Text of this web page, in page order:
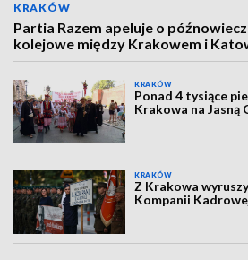
KRAKÓW
Partia Razem apeluje o
kolejowe między Krakowem i
KRAKÓW
Ponad 4 tysiące
Krakowa na Jasną
KRAKÓW
Z Krakowa
Kompanii